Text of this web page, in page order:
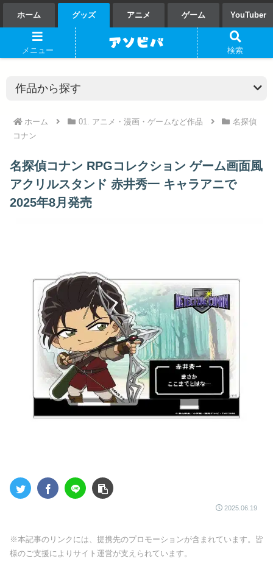
ホーム グッズ アニメ ゲーム YouTuber
ホーム 01. アニメ・漫画・ゲームなど作品
名探偵
コナン
名探偵コナン RPGコレクション ゲーム画面風
アクリルスタンド 赤井秀一 キャラアニで
2025年8月発売
2025.06.19
※本記事のリンクには、提携先のプロモーションが含まれています。皆
様のご支援によりサイト運営が支えられています。
メニュー 検索